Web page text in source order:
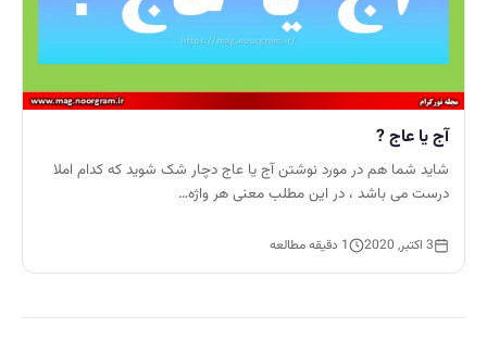
آج یا عاج ?
شاید شما هم در مورد نوشتن آج یا عاج دچار شک شوید که کدام املا
درست می باشد ، در این مطلب معنی هر واژه…
3 اکتبر, 2020 1 دقیقه مطالعه